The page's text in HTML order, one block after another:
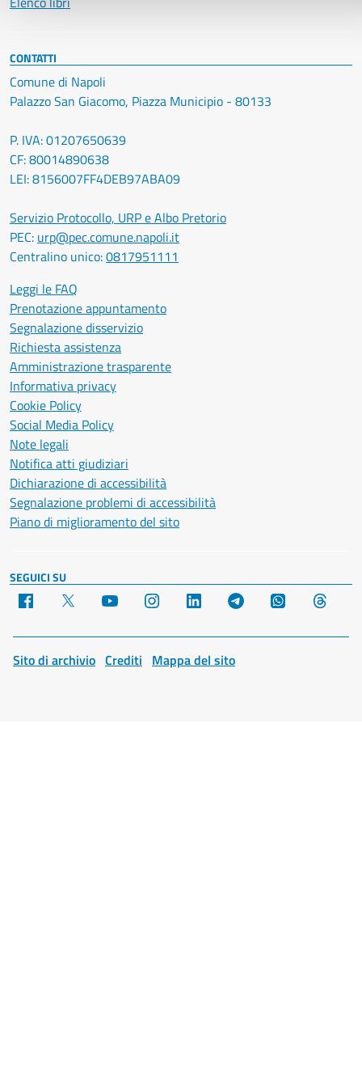
CONTATTI
Comune di Napoli
Palazzo San Giacomo, Piazza Municipio - 80133
P. IVA: 01207650639
CF: 80014890638
LEI: 8156007FF4DEB97ABA09
Servizio Protocollo, URP e Albo Pretorio
PEC: urp@pec.comune.napoli.it
Centralino unico:0817951111
Leggi le FAQ
Prenotazione appuntamento
Segnalazione disservizio
Richiesta assistenza
Amministrazione trasparente
Informativa privacy
Cookie Policy
Social Media Policy
Note legali
Notifica atti giudiziari
Dichiarazione di accessibilità
Segnalazione problemi di accessibilità
Piano di miglioramento del sito
SEGUICI SU
Facebook YouTube Instagram LinkedIn Telegram WhatsApp
Sito di archivio Crediti Mappa del sito